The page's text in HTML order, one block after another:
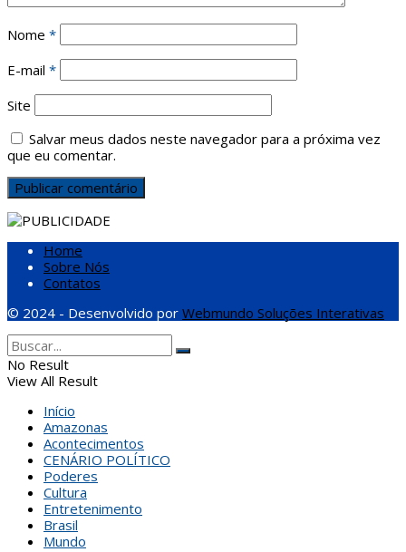
Nome *
E-mail *
Site
Salvar meus dados neste navegador para a próxima vez
que eu comentar.
Home
Sobre Nós
Contatos
© 2024 - Desenvolvido por Webmundo Soluções Interativas
No Result
View All Result
Início
Amazonas
Acontecimentos
CENÁRIO POLÍTICO
Poderes
Cultura
Entretenimento
Brasil
Mundo